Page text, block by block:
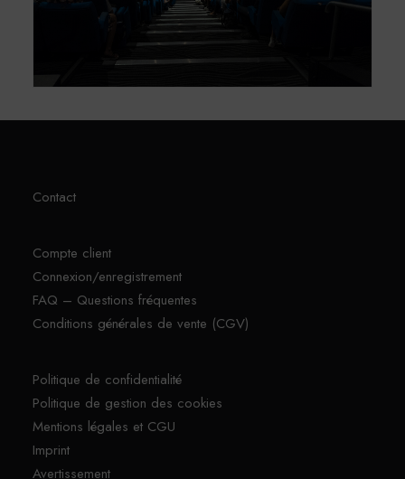
Contact
Compte client
Connexion/enregistrement
FAQ – Questions fréquentes
Conditions générales de vente (CGV)
Politique de confidentialité
Politique de gestion des cookies
Mentions légales et CGU
Imprint
Avertissement